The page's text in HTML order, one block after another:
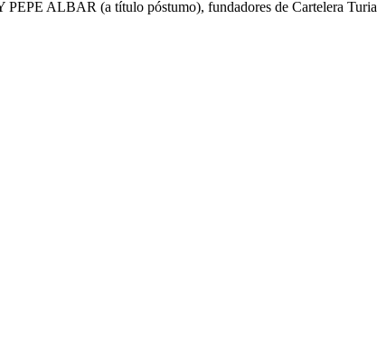
ALBAR (a título póstumo), fundadores de Cartelera Turia